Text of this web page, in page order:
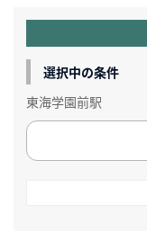
選択中の条件
東海学園前駅